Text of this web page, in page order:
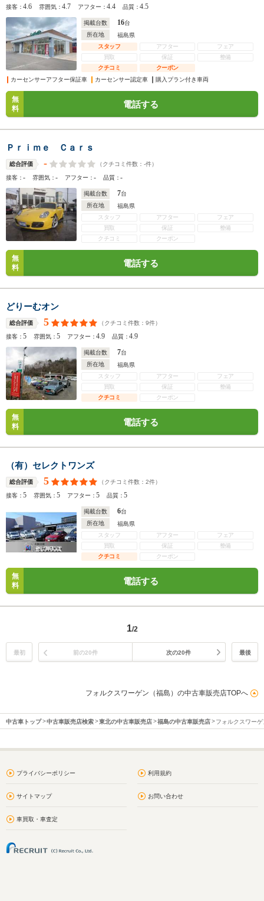
接客：4.6 雰囲気：4.7 アフター：4.4 品質：4.5
掲載台数 16台
所在地
福島県
スタッフ
アフター
フェア
買取
保証
整備
クチコミ
クーポン
カーセンサーアフター保証車
カーセンサー認定車 購入プラン付き車両
無
料
電話する
Ｐｒｉｍｅ Ｃａｒｓ
総合評価 - （クチコミ件数： -件）
接客：- 雰囲気：- アフター：- 品質：-
掲載台数 7台
所在地
福島県
スタッフ
アフター
フェア
買取
保証
整備
クチコミ
クーポン
無
料
電話する
どりーむオン
総合評価 5 （クチコミ件数： 9件）
接客：5 雰囲気：5 アフター：4.9 品質：4.9
掲載台数 7台
所在地
福島県
スタッフ
アフター
フェア
買取
保証
整備
クチコミ
クーポン
無
料
電話する
（有）セレクトワンズ
総合評価 5 （クチコミ件数： 2件）
接客：5 雰囲気：5 アフター：5 品質：5
掲載台数 6台
所在地
福島県
スタッフ
アフター
フェア
買取
保証
整備
クチコミ
クーポン
無
料
電話する
1/2
最初 前の20件 次の20件 最後
フォルクスワーゲン（福島）の中古車販売店TOPへ
中古車トップ 中古車販売店検索 東北の中古車販売店 福島の中古車販売店 フォルクスワー
プライバシーポリシー 利用規約
サイトマップ お問い合わせ
車買取・車査定